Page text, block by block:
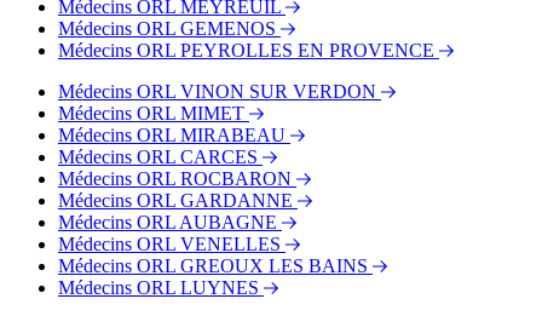
Médecins ORL MEYREUIL
Médecins ORL GEMENOS
Médecins ORL PEYROLLES EN PROVENCE
Médecins ORL VINON SUR VERDON
Médecins ORL MIMET
Médecins ORL MIRABEAU
Médecins ORL CARCES
Médecins ORL ROCBARON
Médecins ORL GARDANNE
Médecins ORL AUBAGNE
Médecins ORL VENELLES
Médecins ORL GREOUX LES BAINS
Médecins ORL LUYNES